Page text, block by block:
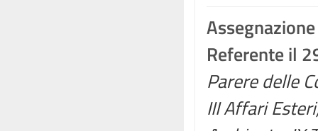
Assegnazione
Referente il
Parere delle
III Affari